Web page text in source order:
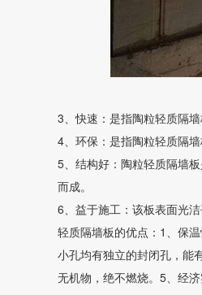
3、快速：是指陶粒轻质隔
4、环保：是指陶粒轻质隔
5、结构好：陶粒轻质隔墙
而成。
6、益于施工：该板表面光
轻质隔墙板的优点：1、保
小孔均有独立的封闭孔，能
无机物，绝不燃烧。5、经